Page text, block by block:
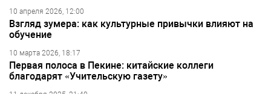
10 апреля 2026, 12:00
Взгляд зумера: как культурные привычки влияют на
обучение
10 марта 2026, 18:17
Первая полоса в Пекине: китайские коллеги
благодарят «Учительскую газету»